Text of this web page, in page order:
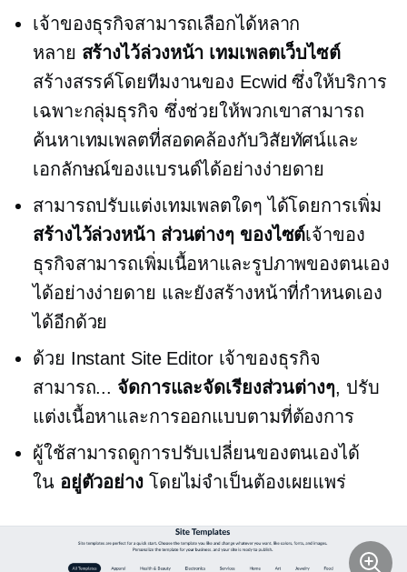
เจ้าของธุรกิจสามารถเลือกได้หลาก
หลาย สร้างไว้ล่วงหน้า เทมเพลตเว็บไซต์
สร้างสรรค์โดยทีมงานของ Ecwid ซึ่งให้บริการ
เฉพาะกลุ่มธุรกิจ ซึ่งช่วยให้พวกเขาสามารถ
ค้นหาเทมเพลตที่สอดคล้องกับวิสัยทัศน์และ
เอกลักษณ์ของแบรนด์ได้อย่างง่ายดาย
สามารถปรับแต่งเทมเพลตใดๆ ได้โดยการเพิ่ม
สร้างไว้ล่วงหน้าส่วนต่างๆ ของไซต์เจ้าของ
ธุรกิจสามารถเพิ่มเนื้อหาและรูปภาพของตนเอง
ได้อย่างง่ายดาย และยังสร้างหน้าที่กำหนดเอง
ได้อีกด้วย
ด้วย Instant Site Editor เจ้าของธุรกิจ
สามารถ... จัดการและจัดเรียงส่วนต่างๆ, ปรับ
แต่งเนื้อหาและการออกแบบตามที่ต้องการ
ผู้ใช้สามารถดูการปรับเปลี่ยนของตนเองได้
ใน อยู่ตัวอย่างโดยไม่จำเป็นต้องเผยแพร่